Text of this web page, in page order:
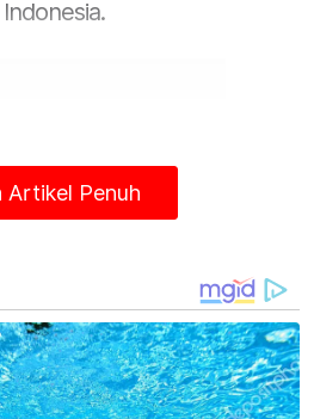
menyambung
Artikel Penuh